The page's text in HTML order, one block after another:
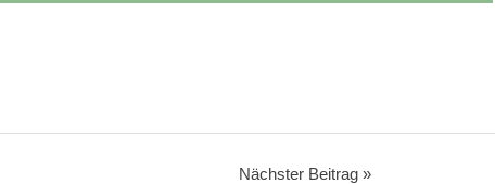
Nächster Beitrag